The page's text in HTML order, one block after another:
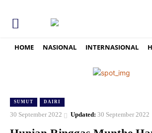
HOME NASIONAL INTERNASIONAL
SUMUT DAIRI
30 September 2022 Updated: 30 September 2022